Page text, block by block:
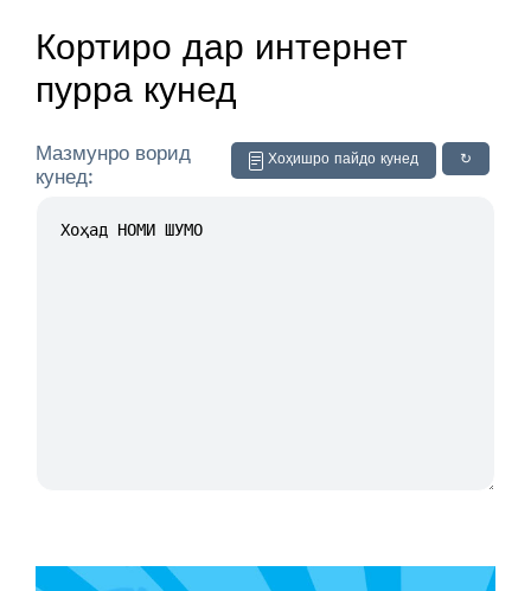
Кортиро дар интернет
пурра кунед
↻
Хоҳишро пайдо кунед
Мазмунро ворид
кунед: